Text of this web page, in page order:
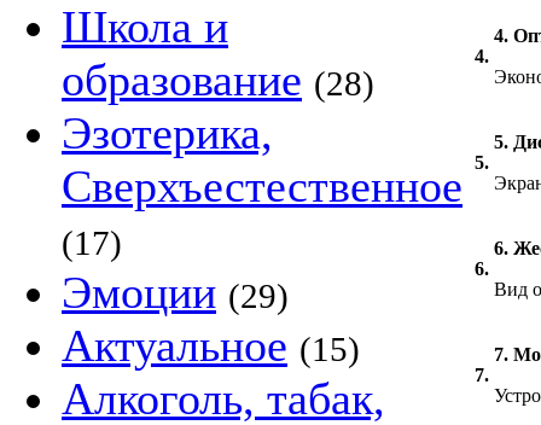
Школа и
образование (28)
Эзотерика,
Сверхъестественное
(17)
Эмоции (29)
Актуальное (15)
Алкоголь, табак,
4.
4.
5.
5.
6.
6.
Вид
7.
7.